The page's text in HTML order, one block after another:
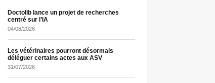
Doctolib lance un projet de recherches
centré sur l’IA
04/08/2026
Les vétérinaires pourront désormais
déléguer certains actes aux ASV
31/07/2026